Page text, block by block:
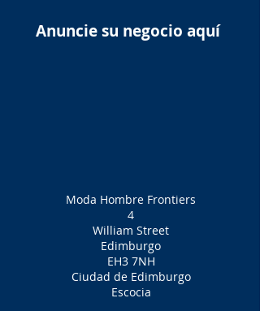
Anuncie su negocio aquí
Moda Hombre Frontiers
4
William Street
Edimburgo
EH3 7NH
Ciudad de Edimburgo
Escocia